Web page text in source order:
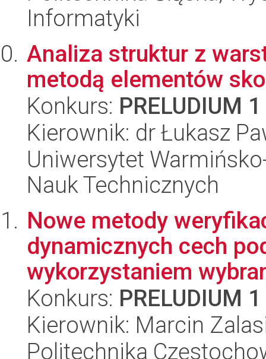
Informatyki
Analiza struktur z
metodą elementów
Konkurs: PRELUDIUM 1
Kierownik: dr Łukasz
Uniwersytet
Nauk Technicznych
Nowe metody
dynamicznych cech
wykorzystaniem
Konkurs: PRELUDIUM 1
Kierownik: Marcin
Politechnika